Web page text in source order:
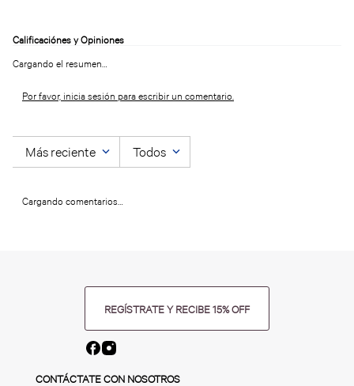
Cargando el resumen…
Por favor, inicia sesión para escribir un comentario.
Más reciente Todos
Cargando comentarios…
REGÍSTRATE Y RECIBE 15% OFF
CONTÁCTATE CON NOSOTROS